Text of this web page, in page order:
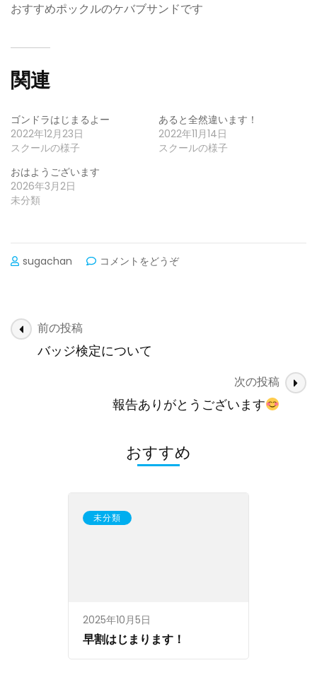
おすすめポックルのケバブサンドです
関連
ゴンドラはじまるよー
2022年12月23日
スクールの様子
あると全然違います！
2022年11月14日
スクールの様子
おはようございます
2026年3月2日
未分類
sugachan コメントをどうぞ(明
投
稿
前の投稿
バッジ検定について
次の投稿
報告ありがとうございます
おすすめ
未分類
2025年10月5日
早割はじまります！